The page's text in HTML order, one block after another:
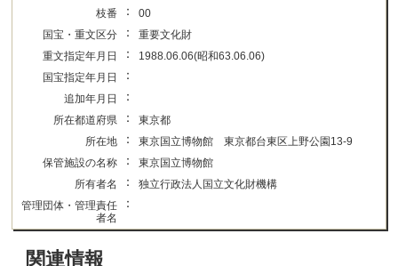
枝番 ：
00
国宝・重文区分
：
重要文化財
重文指定年月日
：
1988.06.06(昭和63.06.06)
国宝指定年月日
：
追加年月日 ：
所在都道府県 ：
東京都
所在地
：
東京国立博物館 東京都台東区上野公園13-9
保管施設の名称
：
東京国立博物館
所有者名
：
独立行政法人国立文化財機構
管理団体・管理責任
者名
：
関連情報